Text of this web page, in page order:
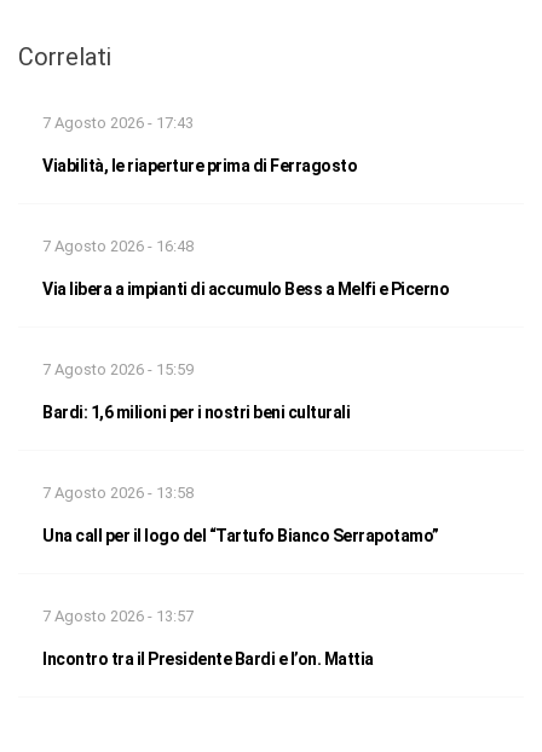
Correlati
7 Agosto 2026 - 17:43
Viabilità, le riaperture prima di Ferragosto
7 Agosto 2026 - 16:48
Via libera a impianti di accumulo Bess a Melfi e Picerno
7 Agosto 2026 - 15:59
Bardi: 1,6 milioni per i nostri beni culturali
7 Agosto 2026 - 13:58
Una call per il logo del “Tartufo Bianco Serrapotamo”
7 Agosto 2026 - 13:57
Incontro tra il Presidente Bardi e l’on. Mattia